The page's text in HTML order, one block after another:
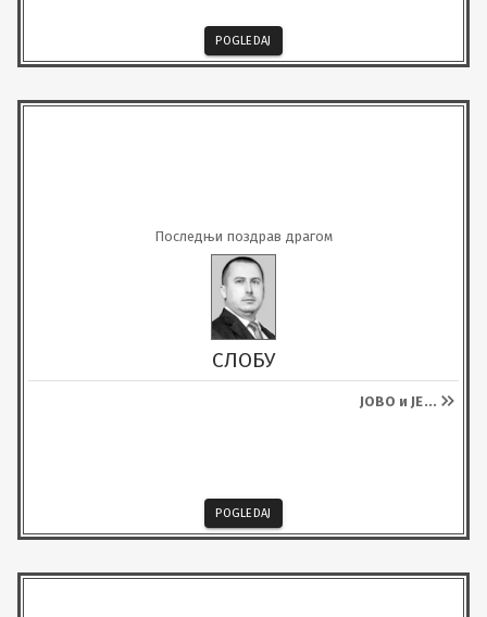
POGLEDAJ
Последњи поздрав драгом
СЛОБУ
ЈОВО и ЈЕ...
POGLEDAJ